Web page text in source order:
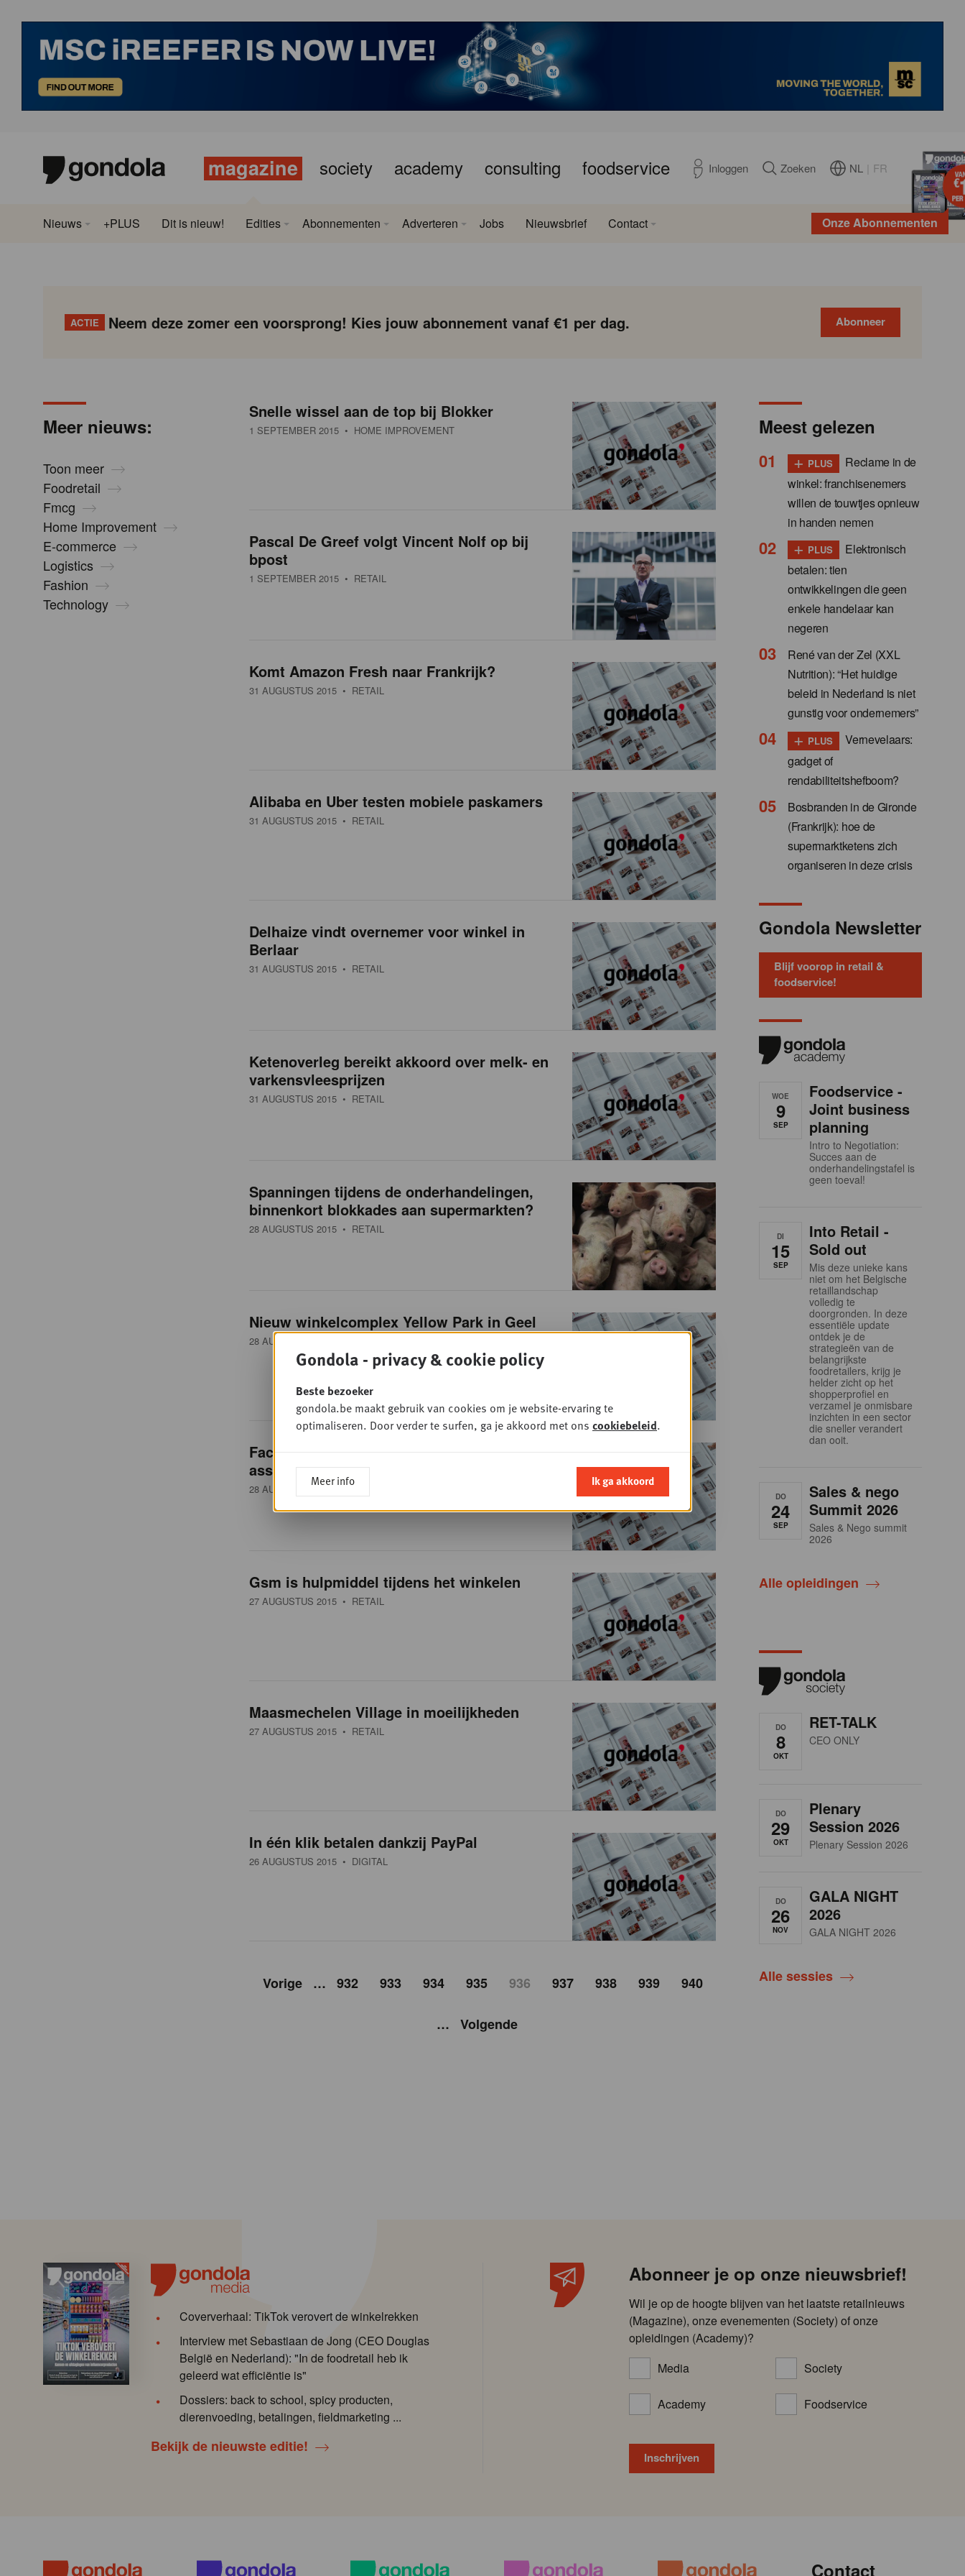
magazine society academy consulting foodservice Inloggen Zoeken NL FR
Onze Abonnementen
Nieuws +PLUS Dit is nieuw! Edities Abonnementen Adverteren Jobs Nieuwsbrief Contact
ACTIE Neem deze zomer een voorsprong! Kies jouw abonnement vanaf €1 per dag. Abonneer
Meer nieuws:
Toon meer
Foodretail
Fmcg
Home Improvement
E-commerce
Logistics
Fashion
Technology
Snelle wissel aan de top bij Blokker
1 SEPTEMBER 2015 • HOME IMPROVEMENT
Pascal De Greef volgt Vincent Nolf op bij
bpost
1 SEPTEMBER 2015 • RETAIL
Komt Amazon Fresh naar Frankrijk?
31 AUGUSTUS 2015 • RETAIL
Alibaba en Uber testen mobiele paskamers
31 AUGUSTUS 2015 • RETAIL
Delhaize vindt overnemer voor winkel in
Berlaar
31 AUGUSTUS 2015 • RETAIL
Ketenoverleg bereikt akkoord over melk- en
varkensvleesprijzen
31 AUGUSTUS 2015 • RETAIL
Spanningen tijdens de onderhandelingen,
binnenkort blokkades aan supermarkten?
28 AUGUSTUS 2015 • RETAIL
Nieuw winkelcomplex Yellow Park in Geel
28 AUGUSTUS 2015
Facebook ontwikkelt eigen persoonlijke
assistent 'M'
28 AUGUSTUS 2015 • RETAIL
Gsm is hulpmiddel tijdens het winkelen
27 AUGUSTUS 2015 • RETAIL
Maasmechelen Village in moeilijkheden
27 AUGUSTUS 2015 • RETAIL
In één klik betalen dankzij PayPal
26 AUGUSTUS 2015 • DIGITAL
P
a
i
o
n
Vorige
Vorige …
Page
932
Page
933
Page
934
Page
935
Current
page
936
Page
937
Page
938
Page
939
Page
940
…
Volgende
Volgende
Meest gelezen
+ PLUS
Reclame in de
winkel: franchisenemers
willen de touwtjes opnieuw
in handen nemen
+ PLUS
Elektronisch
betalen: tien
ontwikkelingen die geen
enkele handelaar kan
negeren
René van der Zel (XXL
Nutrition): “Het huidige
beleid in Nederland is niet
gunstig voor ondernemers”
+ PLUS
Vernevelaars:
gadget of
rendabiliteitshefboom?
Bosbranden in de Gironde
(Frankrijk): hoe de
supermarktketens zich
organiseren in deze crisis
Gondola Newsletter
Blijf voorop in retail &
foodservice!
WOE
9
SEP
Foodservice -
Joint business
planning
Intro to Negotiation:
Succes aan de
onderhandelingstafel is
geen toeval!
DI
15
SEP
Into Retail -
Sold out
Mis deze unieke kans
niet om het Belgische
retaillandschap
volledig te
doorgronden. In deze
essentiële update
ontdek je de
strategieën van de
belangrijkste
foodretailers, krijg je
helder zicht op het
shopperprofiel en
verzamel je onmisbare
inzichten in een sector
die sneller verandert
dan ooit.
DO
24
SEP
Sales & nego
Summit 2026
Sales & Nego summit
2026
Alle opleidingen
DO
8
OKT
RET-TALK
CEO ONLY
DO
29
OKT
Plenary
Session 2026
Plenary Session 2026
DO
26
NOV
GALA NIGHT
2026
GALA NIGHT 2026
Alle sessies
Coververhaal: TikTok verovert de winkelrekken
Interview met Sebastiaan de Jong (CEO Douglas
België en Nederland): "In de foodretail heb ik
geleerd wat efficiëntie is"
Dossiers: back to school, spicy producten,
dierenvoeding, betalingen, fieldmarketing ...
Bekijk de nieuwste editie!
Abonneer je op onze nieuwsbrief!
Wil je op de hoogte blijven van het laatste retailnieuws
(Magazine), onze evenementen (Society) of onze
opleidingen (Academy)?
Media
Society
Academy Foodservice
Contact
Gondola - privacy & cookie policy
Beste bezoeker
gondola.be maakt gebruik van cookies om je website-ervaring te
optimaliseren. Door verder te surfen, ga je akkoord met ons cookiebeleid.
Meer info Ik ga akkoord